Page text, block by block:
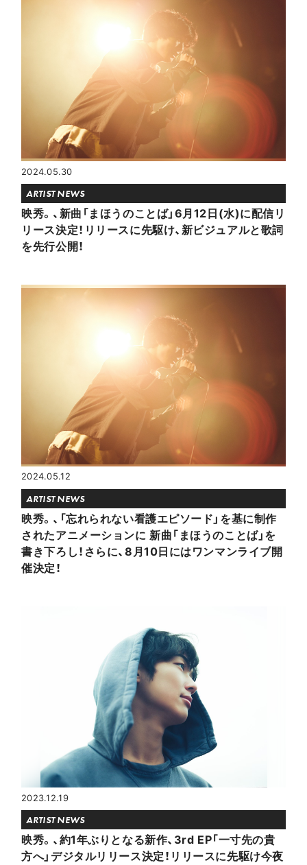
2024.05.30
ARTIST NEWS
映秀。、新曲「まほうのことば」6月12日(水)に配信リ
リース決定！リリースに先駆け、新ビジュアルと歌詞
を先行公開！
2024.05.12
ARTIST NEWS
映秀。、「忘れられない看護エピソード」を基に制作
されたアニメーションに 新曲「まほうのことば」を
書き下ろし！さらに、8月10日にはワンマンライブ開
催決定！
2023.12.19
ARTIST NEWS
映秀。、約1年ぶりとなる新作、3rd EP「一寸先の貴
方へ」デジタルリリース決定！リリースに先駆け今夜